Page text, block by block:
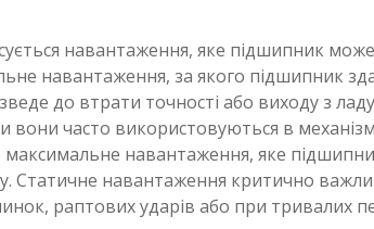
навантаження, яке підшипник
навантаження, за якого підшипник
до втрати точності або виходу з
вони часто використовуються в
навантаження, яке
Статичне навантаження критично
раптових ударів або при тривалих